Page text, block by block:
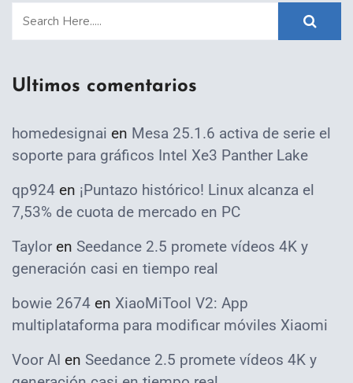
Ultimos comentarios
homedesignai en Mesa 25.1.6 activa de serie el
soporte para gráficos Intel Xe3 Panther Lake
qp924 en ¡Puntazo histórico! Linux alcanza el
7,53% de cuota de mercado en PC
Taylor en Seedance 2.5 promete vídeos 4K y
generación casi en tiempo real
bowie 2674 en XiaoMiTool V2: App
multiplataforma para modificar móviles Xiaomi
Voor AI en Seedance 2.5 promete vídeos 4K y